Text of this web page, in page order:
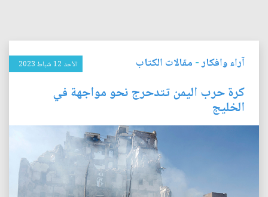
آراء وافكار- مقالات الكتاب الأحد 12 شباط 2023
كرة حرب اليمن تتدحرج نحو مواجهة في
الخليج